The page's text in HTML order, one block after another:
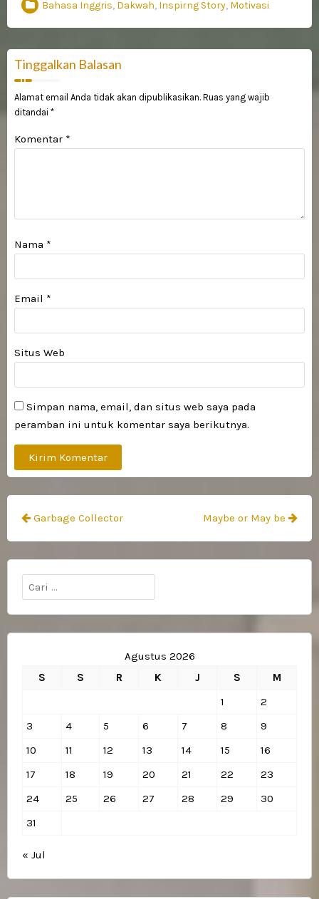
Bahasa Inggris, Dakwah, Inspirng Story, Motivasi
Tinggalkan Balasan
Alamat email Anda tidak akan dipublikasikan. Ruas yang wajib
ditandai *
Komentar *
Nama *
Email *
Situs Web
Simpan nama, email, dan situs web saya pada
peramban ini untuk komentar saya berikutnya.
Navigasi
pos
Garbage Collector Maybe or May be
Cari
untuk:
Agustus 2026
S
S R K J S
M
1
2
3
4 5 6 7 8
9
10
11 12 13 14 15
16
17
18 19 20 21 22
23
24
25 26 27 28 29
30
31
« Jul